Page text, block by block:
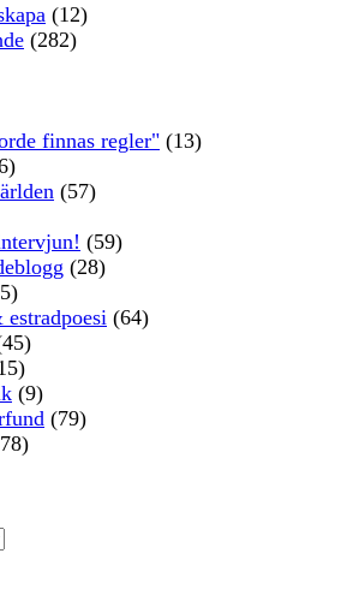
(12)
(282)
finnas regler" (13)
(57)
(59)
(28)
(64)
(9)
(79)